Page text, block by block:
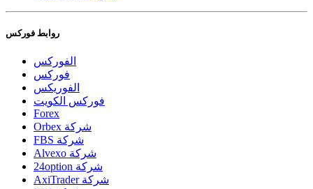
روابط فوركس
الفوركس
فوركس
الفوريكس
فوركس الكويت
Forex
Orbex شركة
FBS شركة
Alvexo شركة
24option شركة
AxiTrader شركة